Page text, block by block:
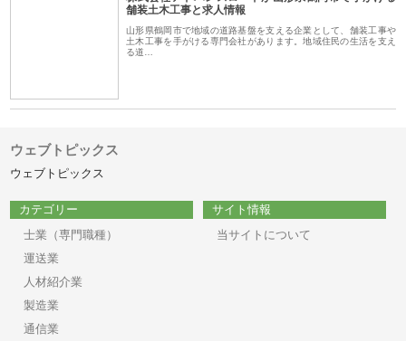
舗装土木工事と求人情報
山形県鶴岡市で地域の道路基盤を支える企業として、舗装工事や
土木工事を手がける専門会社があります。地域住民の生活を支え
る道…
ウェブトピックス
ウェブトピックス
カテゴリー
士業（専門職種）
運送業
人材紹介業
製造業
通信業
サイト情報
当サイトについて